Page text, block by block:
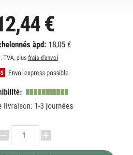
€
àpd: 18,05 €
TVA, plus frais d'envoi
Envoi express possible
livraison: 1-3 journées